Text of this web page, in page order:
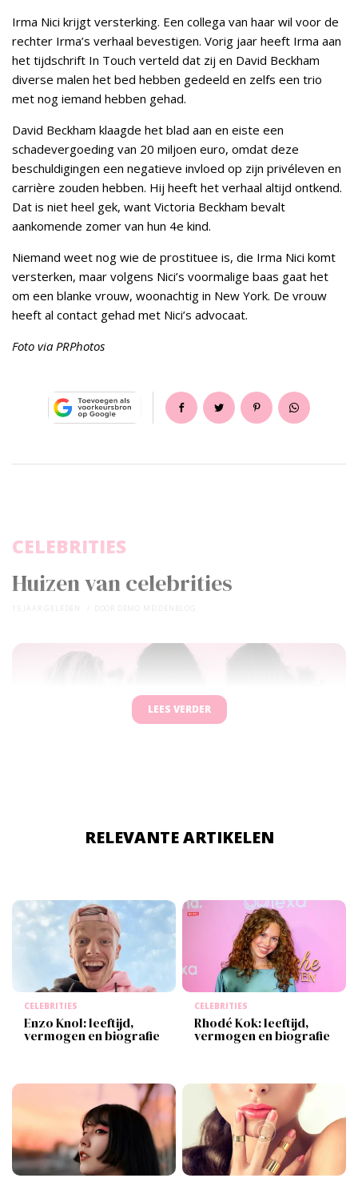
Irma Nici krijgt versterking. Een collega van haar wil voor de
rechter Irma’s verhaal bevestigen. Vorig jaar heeft Irma aan
het tijdschrift In Touch verteld dat zij en David Beckham
diverse malen het bed hebben gedeeld en zelfs een trio
met nog iemand hebben gehad.
David Beckham klaagde het blad aan en eiste een
schadevergoeding van 20 miljoen euro, omdat deze
beschuldigingen een negatieve invloed op zijn privéleven en
carrière zouden hebben. Hij heeft het verhaal altijd ontkend.
Dat is niet heel gek, want Victoria Beckham bevalt
aankomende zomer van hun 4e kind.
Niemand weet nog wie de prostituee is, die Irma Nici komt
versterken, maar volgens Nici’s voormalige baas gaat het
om een blanke vrouw, woonachtig in New York. De vrouw
heeft al contact gehad met Nici’s advocaat.
Foto via PRPhotos
Huizen van celebrities
CELEBRITIES
LEES VERDER
RELEVANTE ARTIKELEN
CELEBRITIES
Enzo Knol: leeftijd,
vermogen en biografie
CELEBRITIES
Rhodé Kok: leeftijd,
vermogen en biografie